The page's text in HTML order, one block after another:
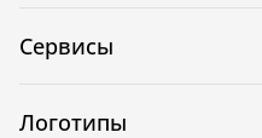
Сервисы
Логотипы